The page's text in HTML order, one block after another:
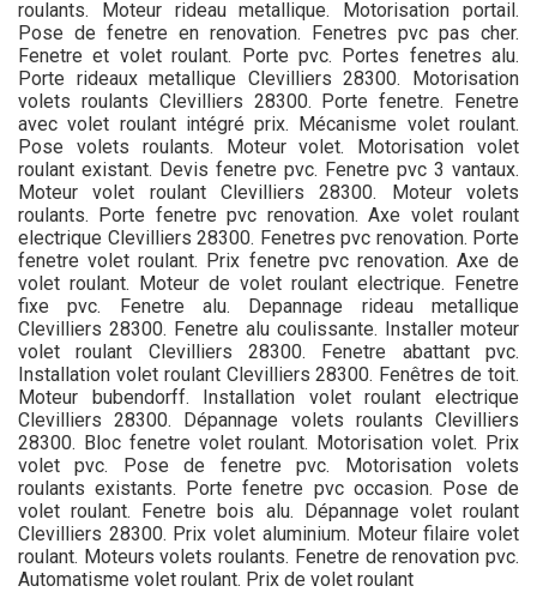
roulants. Moteur rideau metallique. Motorisation portail.
Pose de fenetre en renovation. Fenetres pvc pas cher.
Fenetre et volet roulant. Porte pvc. Portes fenetres alu.
Porte rideaux metallique Clevilliers 28300. Motorisation
volets roulants Clevilliers 28300. Porte fenetre. Fenetre
avec volet roulant intégré prix. Mécanisme volet roulant.
Pose volets roulants. Moteur volet. Motorisation volet
roulant existant. Devis fenetre pvc. Fenetre pvc 3 vantaux.
Moteur volet roulant Clevilliers 28300. Moteur volets
roulants. Porte fenetre pvc renovation. Axe volet roulant
electrique Clevilliers 28300. Fenetres pvc renovation. Porte
fenetre volet roulant. Prix fenetre pvc renovation. Axe de
volet roulant. Moteur de volet roulant electrique. Fenetre
fixe pvc. Fenetre alu. Depannage rideau metallique
Clevilliers 28300. Fenetre alu coulissante. Installer moteur
volet roulant Clevilliers 28300. Fenetre abattant pvc.
Installation volet roulant Clevilliers 28300. Fenêtres de toit.
Moteur bubendorff. Installation volet roulant electrique
Clevilliers 28300. Dépannage volets roulants Clevilliers
28300. Bloc fenetre volet roulant. Motorisation volet. Prix
volet pvc. Pose de fenetre pvc. Motorisation volets
roulants existants. Porte fenetre pvc occasion. Pose de
volet roulant. Fenetre bois alu. Dépannage volet roulant
Clevilliers 28300. Prix volet aluminium. Moteur filaire volet
roulant. Moteurs volets roulants. Fenetre de renovation pvc.
Automatisme volet roulant. Prix de volet roulant